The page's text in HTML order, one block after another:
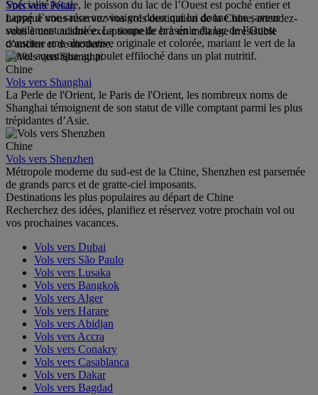
Spécialité locale, le poisson du lac de l’Ouest est poché entier et
nappé d’une sauce au vinaigre doux qui lui donne une saveur
subtilement acidulée. La soupe de brasénie du lac de l’Ouest
constitue une alternative originale et colorée, mariant le vert de la
plante aquatique au poulet effiloché dans un plat nutritif.
Vols vers Pékin
Lorsque vous réservez vos vols destination de la Chine, attendez-
vous à une cuisine exceptionnelle et à un mélange irrésistible
d’ancien et de moderne.
Chine
Vols vers Shanghai
La Perle de l'Orient, le Paris de l'Orient, les nombreux noms de
Shanghai témoignent de son statut de ville comptant parmi les plus
trépidantes d’Asie.
Chine
Vols vers Shenzhen
Métropole moderne du sud-est de la Chine, Shenzhen est parsemée
de grands parcs et de gratte-ciel imposants.
Destinations les plus populaires au départ de Chine
Recherchez des idées, planifiez et réservez votre prochain vol ou
vos prochaines vacances.
Vols vers Dubai
Vols vers São Paulo
Vols vers Lusaka
Vols vers Bangkok
Vols vers Alger
Vols vers Harare
Vols vers Abidjan
Vols vers Accra
Vols vers Conakry
Vols vers Casablanca
Vols vers Dakar
Vols vers Bagdad